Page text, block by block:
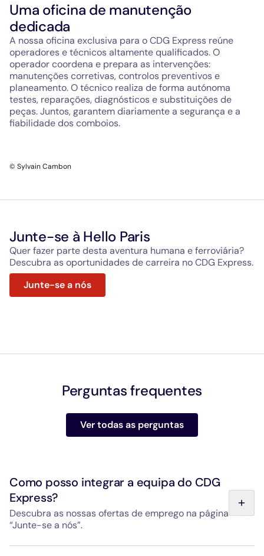
Uma oficina de manutenção
dedicada
A nossa oficina exclusiva para o CDG Express reúne
operadores e técnicos altamente qualificados. O
operador coordena e prepara as intervenções:
manutenções corretivas, controlos preventivos e
planeamento. O técnico realiza de forma autónoma
testes, reparações, diagnósticos e substituições de
peças. Juntos, garantem diariamente a segurança e a
fiabilidade dos comboios.
© Sylvain Cambon
Junte-se à Hello Paris
Quer fazer parte desta aventura humana e ferroviária?
Descubra as oportunidades de carreira no CDG Express.
Junte-se a nós
Perguntas frequentes
Ver todas as perguntas
Como posso integrar a equipa do CDG
Express?
Descubra as nossas ofertas de emprego na página
“Junte-se a nós”.